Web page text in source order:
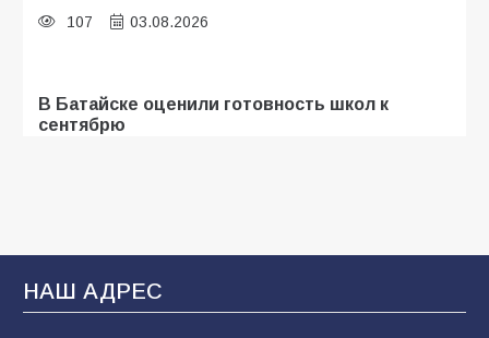
107 03.08.2026
В Батайске оценили готовность школ к
сентябрю
образовательного кластера
106 05.08.2026
НАШ АДРЕС